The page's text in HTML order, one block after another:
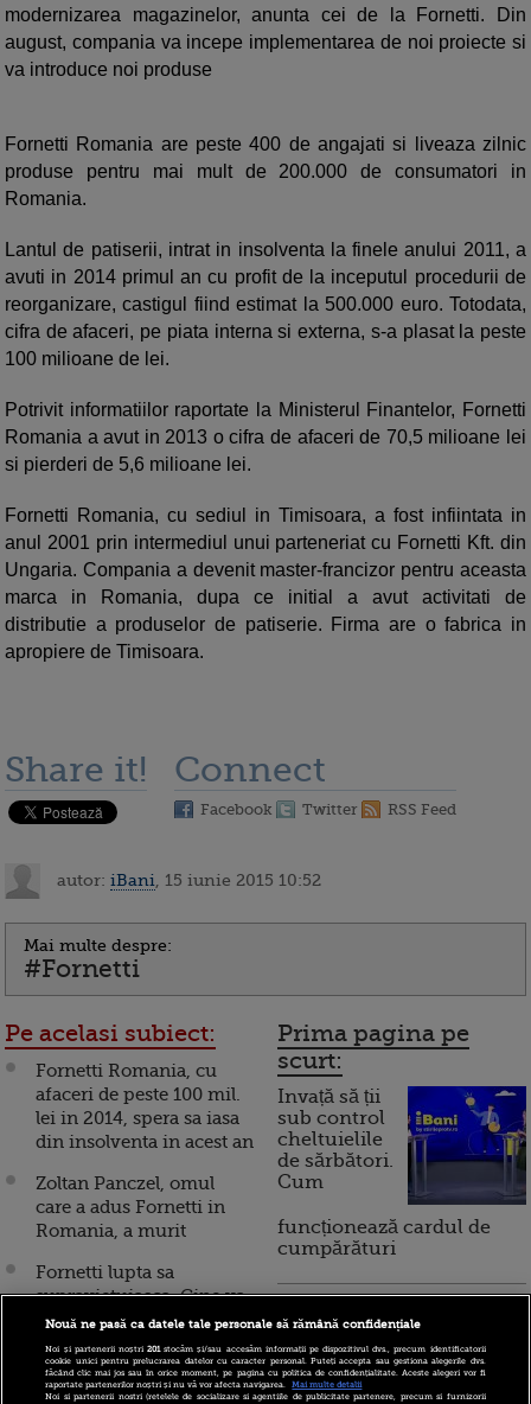
modernizarea magazinelor, anunta cei de la Fornetti. Din
august, compania va incepe implementarea de noi proiecte si
va introduce noi produse
Fornetti Romania are peste 400 de angajati si liveaza zilnic
produse pentru mai mult de 200.000 de consumatori in
Romania.
Lantul de patiserii, intrat in insolventa la finele anului 2011, a
avuti in 2014 primul an cu profit de la inceputul procedurii de
reorganizare, castigul fiind estimat la 500.000 euro. Totodata,
cifra de afaceri, pe piata interna si externa, s-a plasat la peste
100 milioane de lei.
Potrivit informatiilor raportate la Ministerul Finantelor, Fornetti
Romania a avut in 2013 o cifra de afaceri de 70,5 milioane lei
si pierderi de 5,6 milioane lei.
Fornetti Romania, cu sediul in Timisoara, a fost infiintata in
anul 2001 prin intermediul unui parteneriat cu Fornetti Kft. din
Ungaria. Compania a devenit master-francizor pentru aceasta
marca in Romania, dupa ce initial a avut activitati de
distributie a produselor de patiserie. Firma are o fabrica in
apropiere de Timisoara.
Share it! Connect
Facebook Twitter RSS Feed
autor: iBani , 15 iunie 2015 10:52
Mai multe despre:
#Fornetti
Pe acelasi subiect:
Fornetti Romania, cu
afaceri de peste 100 mil.
lei in 2014, spera sa iasa
din insolventa in acest an
Zoltan Panczel, omul
care a adus Fornetti in
Romania, a murit
Fornetti lupta sa
supravietuiasca. Cine va
reorganiza compania,
dupa deschiderea
procedurii de insolventa
Prima pagina pe
scurt:
Invață să ții
sub control
cheltuielile
de sărbători.
Cum
funcționează cardul de
cumpărături
Incont , site-ul Știrile Pro
economice și educație
financiară, a devenit iBani
Nouă ne pasă ca datele tale personale să rămână confidențiale
Noi și partenerii noștri201stocăm și/sau accesăm informații pe dispozitivul dvs., precum identificatorii
cookie unici pentru prelucrarea datelor cu caracter personal. Puteți accepta sau gestiona alegerile dvs.
făcând clic mai jos sau în orice moment, pe pagina cu politica de confidențialitate. Aceste alegeri vor fi
raportate partenerilor noștri și nu vă vor afecta navigarea.
Mai multe detalii
Noi si partenerii nostri (retelele de socializare si agentiile de publicitate partenere, precum si furnizorii